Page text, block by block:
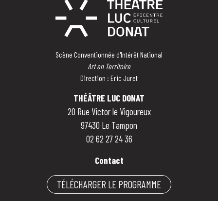
Scène Conventionnée d'Intérêt National
Art en Territoire
Direction : Eric Juret
THÉÂTRE LUC DONAT
20 Rue Victor le Vigoureux
97430 Le Tampon
02 62 27 24 36
Contact
TÉLÉCHARGER LE PROGRAMME